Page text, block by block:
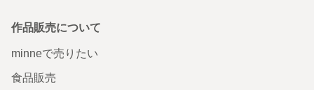
作品販売について
minneで売りたい
食品販売